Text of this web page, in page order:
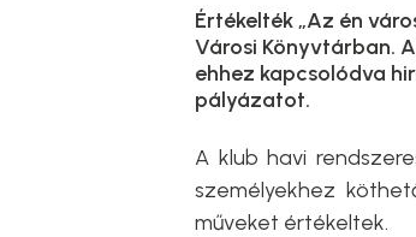
Értékelték „Az én
Városi Könyvtárban.
ehhez kapcsolódva
pályázatot.
A klub havi
személyekhez
műveket értékeltek.